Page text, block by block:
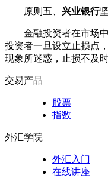
原则五、 兴业银行
金融投资者在市场
投资者一旦设立止损点
现象所迷惑，止损不及
交易产品
股票
指数
外汇学院
外汇入门
在线讲座